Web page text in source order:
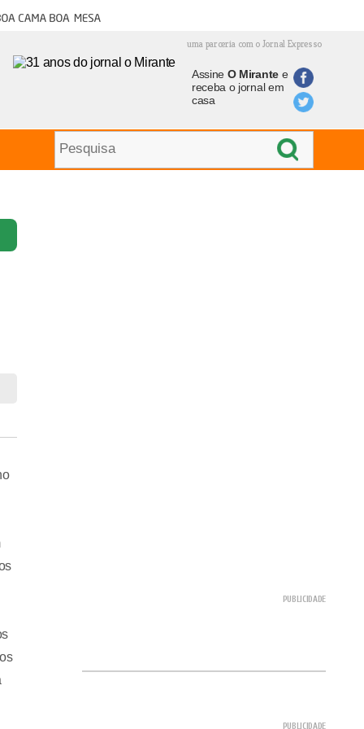
cama boa mesa
uma parceria com o Jornal Expresso
Assine O Mirantee
receba o jornal em
casa